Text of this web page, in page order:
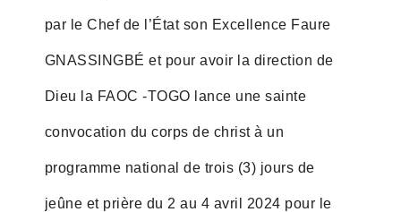
par le Chef de l’État son Excellence Faure
GNASSINGBÉ et pour avoir la direction de
Dieu la FAOC -TOGO lance une sainte
convocation du corps de christ à un
programme national de trois (3) jours de
jeûne et prière du 2 au 4 avril 2024 pour le